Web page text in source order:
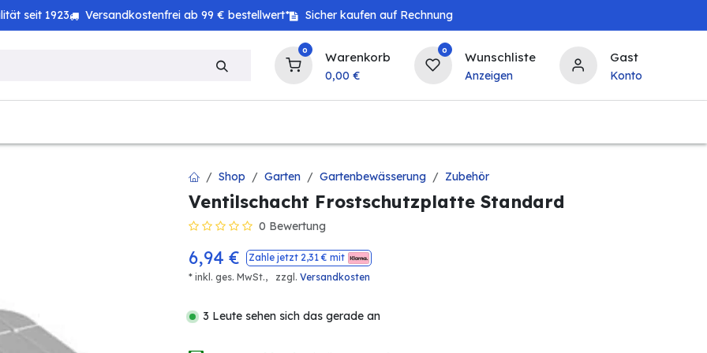
seit 1923 Versandkostenfrei ab 99 € bestellwert* Sicher kaufen auf Rechnung
0 Warenkorb
0,00 €
0 Wunschliste
Anzeigen
Gast
Konto
Shop Garten Gartenbewässerung Zubehör
Ventilschacht Frostschutzplatte Standard
0 Bewertung
6,94 € Zahle jetzt 2,31€ mit
* inkl. ges. MwSt.,
zzgl. Versandkosten
3 Leute sehen sich das gerade an